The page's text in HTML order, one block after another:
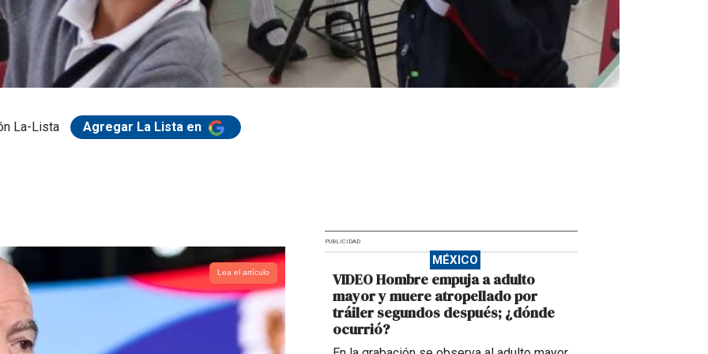
La-Lista Agregar La Lista en
Lea el artículo
PUBLICIDAD
MÉXICO
VIDEO Hombre empuja a adulto
mayor y muere atropellado por
tráiler segundos después; ¿dónde
ocurrió?